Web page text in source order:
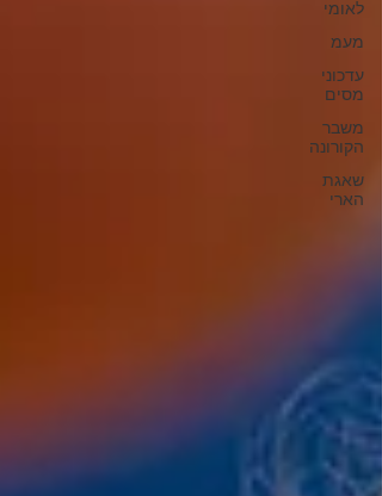
לאומי
מעמ
עדכוני
מסים
משבר
הקורונה
שאגת
הארי